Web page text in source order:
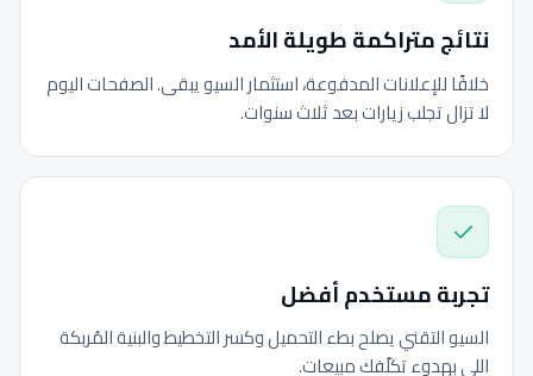
نتائج متراكمة طويلة الأمد
خلافًا للإعلانات المدفوعة، استثمار السيو يبقى. الصفحات اليوم
لا تزال تجلب زيارات بعد ثلاث سنوات.
تجربة مستخدم أفضل
السيو التقني يصلح بطء التحميل وكسر التخطيط والبنية المُربكة
اللي بهدوء تكلّفك مبيعات.